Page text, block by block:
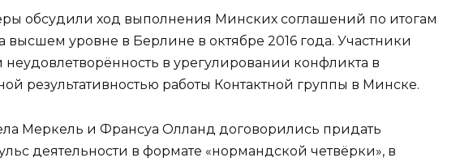
обсудили ход выполнения Минских соглашений по итогам
высшем уровне в Берлине в октябре 2016 года. Участники
в урегулировании конфликта в
результативностью работы Контактной группы в Минске.
Меркель и Франсуа Олланд договорились придать
деятельности в формате «нормандской четвёрки», в